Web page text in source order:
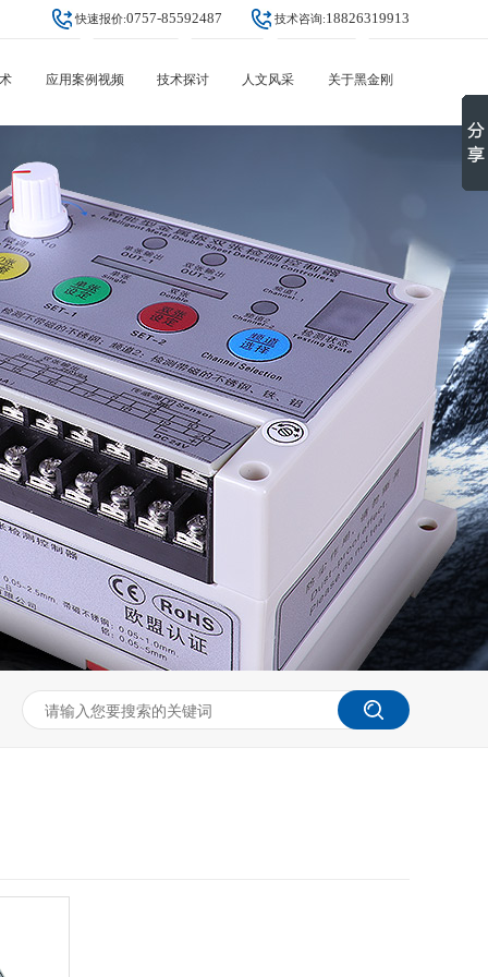
技术咨询:18826319913
快速报价:0757-85592487
应用案例视频
家电配件冲压
其它冲压五金冲压
电池蓄电池叠片检测
PCB(覆铜板)
金属包装制罐
大客户案例
技术探讨
行业趋势
常见问答
人文风采
创始人故事
关于黑金刚
资质认证
合作伙伴
团队风采
联系黑金刚